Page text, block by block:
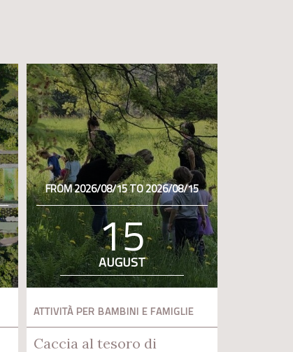
FROM 2026/08/15 TO 2026/08/15
15
AUGUST
ATTIVITÀ PER BAMBINI E FAMIGLIE
Caccia al tesoro di